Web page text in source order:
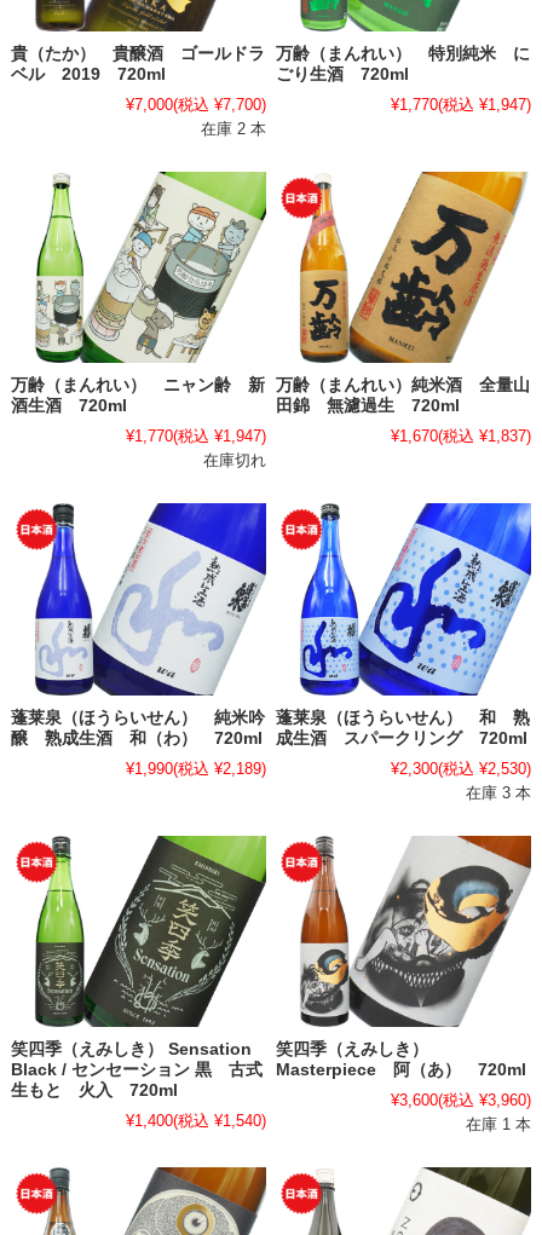
貴（たか） 貴醸酒 ゴールドラ
ベル 2019 720ml
¥7,000(税込 ¥7,700)
在庫 2 本
万齢（まんれい） 特別純米 に
ごり生酒 720ml
¥1,770(税込 ¥1,947)
万齢（まんれい） ニャン齢 新
酒生酒 720ml
¥1,770(税込 ¥1,947)
在庫切れ
万齢（まんれい）純米酒 全量山
田錦 無濾過生 720ml
¥1,670(税込 ¥1,837)
蓬莱泉（ほうらいせん） 純米吟
醸 熟成生酒 和（わ） 720ml
¥1,990(税込 ¥2,189)
蓬莱泉（ほうらいせん） 和 熟
成生酒 スパークリング 720ml
¥2,300(税込 ¥2,530)
在庫 3 本
笑四季（えみしき） Sensation
Black / センセーション 黒 古式
生もと 火入 720ml
¥1,400(税込 ¥1,540)
笑四季（えみしき）
Masterpiece 阿（あ） 720ml
¥3,600(税込 ¥3,960)
在庫 1 本